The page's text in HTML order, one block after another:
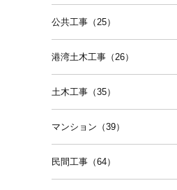
公共工事（25）
港湾土木工事（26）
土木工事（35）
マンション（39）
民間工事（64）